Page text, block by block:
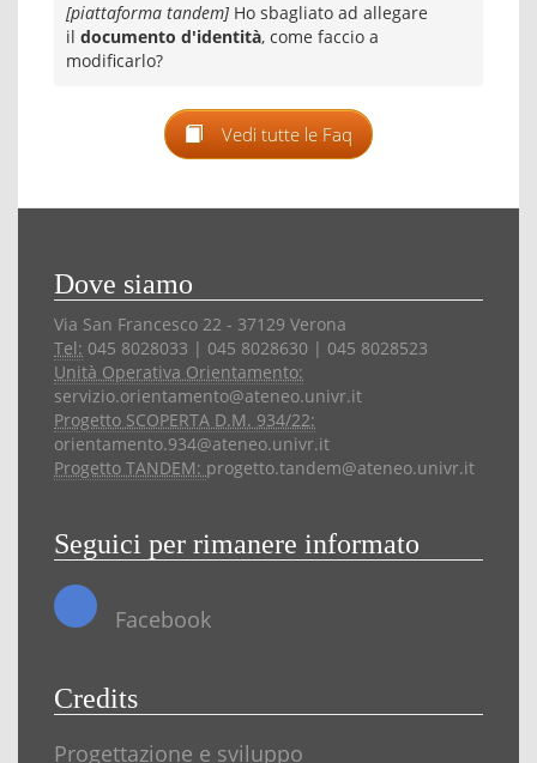
[piattaforma tandem] Ho sbagliato ad allegare
il documento d'identità, come faccio a
modificarlo?
Vedi tutte le Faq
Dove siamo
Via San Francesco 22 - 37129 Verona
Tel: 045 8028033 | 045 8028630 | 045 8028523
Unità Operativa Orientamento:
servizio.orientamento@ateneo.univr.it
Progetto SCOPERTA D.M. 934/22:
orientamento.934@ateneo.univr.it
Progetto TANDEM: progetto.tandem@ateneo.univr.it
Seguici per rimanere informato
Facebook
Credits
Progettazione e sviluppo